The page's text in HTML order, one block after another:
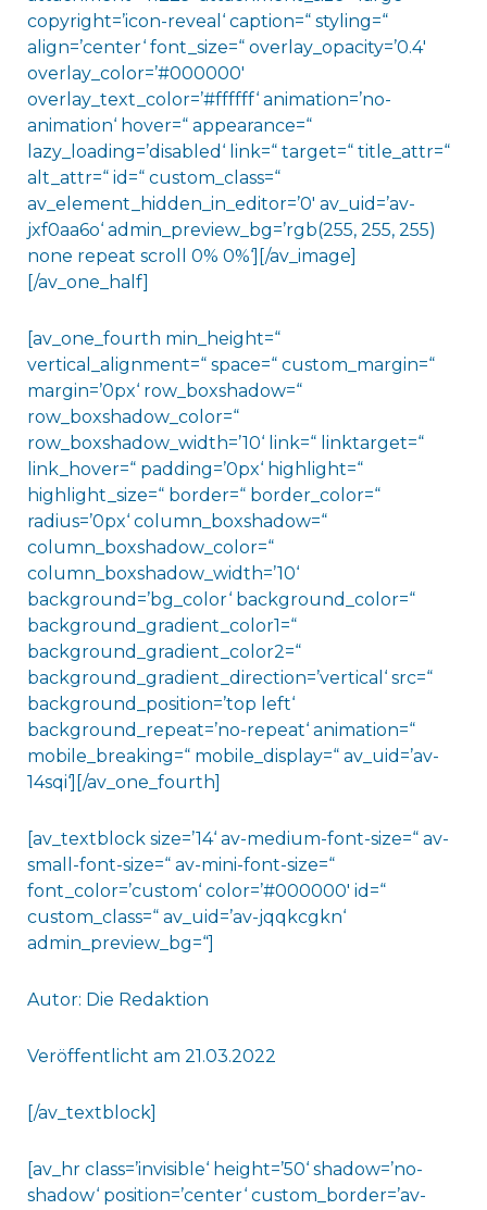
copyright=’icon-reveal‘ caption=“ styling=“
align=’center‘ font_size=“ overlay_opacity=’0.4′
overlay_color=’#000000′
overlay_text_color=’#ffffff‘ animation=’no-
animation‘ hover=“ appearance=“
lazy_loading=’disabled‘ link=“ target=“ title_attr=“
alt_attr=“ id=“ custom_class=“
av_element_hidden_in_editor=’0′ av_uid=’av-
jxf0aa6o‘ admin_preview_bg=’rgb(255, 255, 255)
none repeat scroll 0% 0%‘][/av_image]
[/av_one_half]
[av_one_fourth min_height=“
vertical_alignment=“ space=“ custom_margin=“
margin=’0px‘ row_boxshadow=“
row_boxshadow_color=“
row_boxshadow_width=’10‘ link=“ linktarget=“
link_hover=“ padding=’0px‘ highlight=“
highlight_size=“ border=“ border_color=“
radius=’0px‘ column_boxshadow=“
column_boxshadow_color=“
column_boxshadow_width=’10‘
background=’bg_color‘ background_color=“
background_gradient_color1=“
background_gradient_color2=“
background_gradient_direction=’vertical‘ src=“
background_position=’top left‘
background_repeat=’no-repeat‘ animation=“
mobile_breaking=“ mobile_display=“ av_uid=’av-
14sqi‘][/av_one_fourth]
[av_textblock size=’14‘ av-medium-font-size=“ av-
small-font-size=“ av-mini-font-size=“
font_color=’custom‘ color=’#000000′ id=“
custom_class=“ av_uid=’av-jqqkcgkn‘
admin_preview_bg=“]
Autor: Die Redaktion
Veröffentlicht am 21.03.2022
[/av_textblock]
[av_hr class=’invisible‘ height=’50‘ shadow=’no-
shadow‘ position=’center‘ custom_border=’av-